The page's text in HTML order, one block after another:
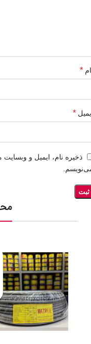
*
*
ذخیره نام، ایمیل و